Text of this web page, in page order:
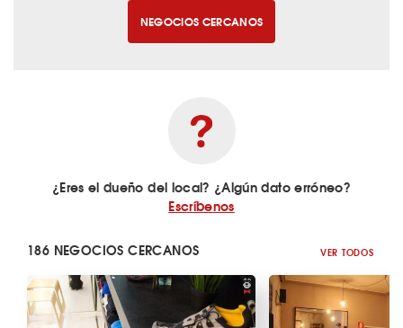
NEGOCIOS CERCANOS
¿Eres el dueño del local? ¿Algún dato erróneo?
Escríbenos
186 NEGOCIOS CERCANOS VER TODOS